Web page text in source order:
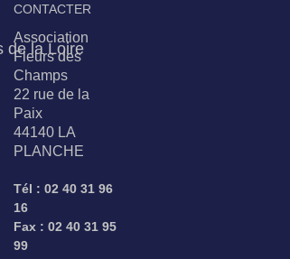
de la Loire
CONTACTER
Association
Fleurs des
Champs
22 rue de la
Paix
44140 LA
PLANCHE
Tél : 02 40 31 96
16
Fax : 02 40 31 95
99